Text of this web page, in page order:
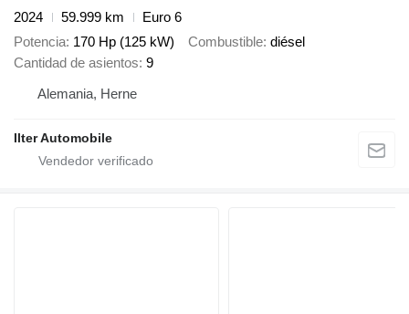
2024
59.999 km
Euro 6
Potencia 170 Hp (125 kW) Combustible diésel
Cantidad de asientos 9
Alemania, Herne
Ilter Automobile